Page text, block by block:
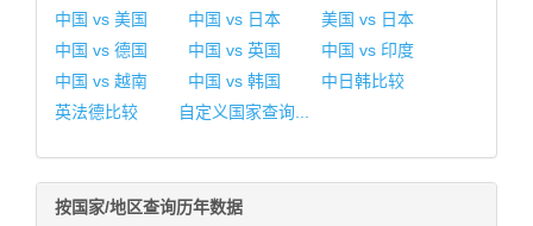
中国 vs 美国 中国 vs 日本
美国 vs 日本
中国 vs 德国
中国 vs 英国
中国 vs 印度
中国 vs 越南
中国 vs 韩国
中日韩比较
英法德比较
自定义国家查询...
按国家/地区查询历年数据